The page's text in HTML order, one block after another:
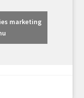
marketing